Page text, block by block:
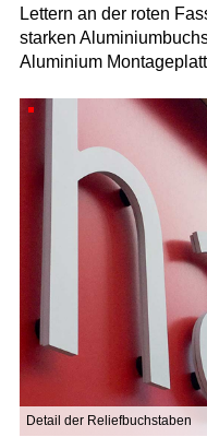
Lettern an der roten
starken
Aluminium
Detail der Reliefbuchstaben